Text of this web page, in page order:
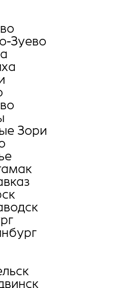
Зуево
Зори